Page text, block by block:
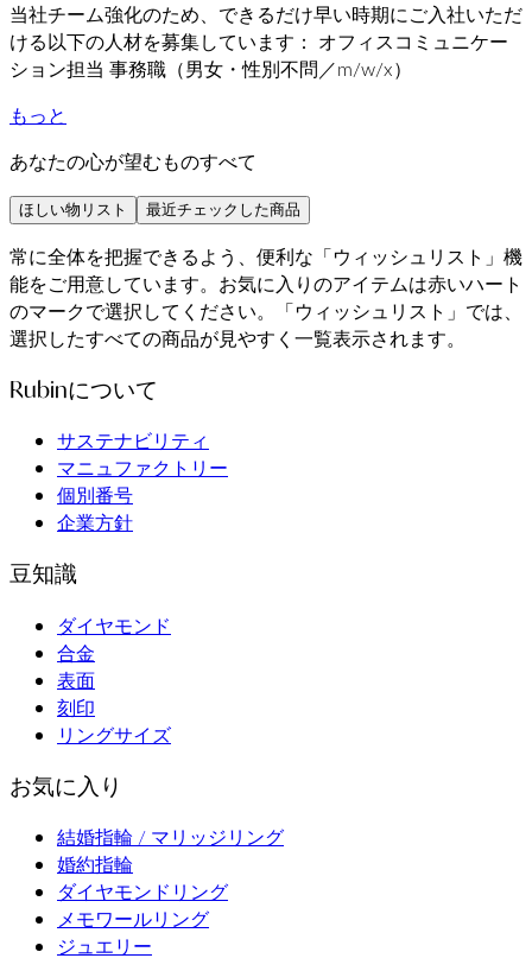
当社チーム強化のため、できるだけ早い時期にご入社いただ
ける以下の人材を募集しています： オフィスコミュニケー
ション担当 事務職（男女・性別不問／m/w/x）
もっと
あなたの心が望むものすべて
ほしい物リスト 最近チェックした商品
常に全体を把握できるよう、便利な「ウィッシュリスト」機
能をご用意しています。お気に入りのアイテムは赤いハート
のマークで選択してください。「ウィッシュリスト」では、
選択したすべての商品が見やすく一覧表示されます。
Rubinについて
サステナビリティ
マニュファクトリー
個別番号
企業方針
豆知識
ダイヤモンド
合金
表面
刻印
リングサイズ
お気に入り
結婚指輪 / マリッジリング
婚約指輪
ダイヤモンドリング
メモワールリング
ジュエリー